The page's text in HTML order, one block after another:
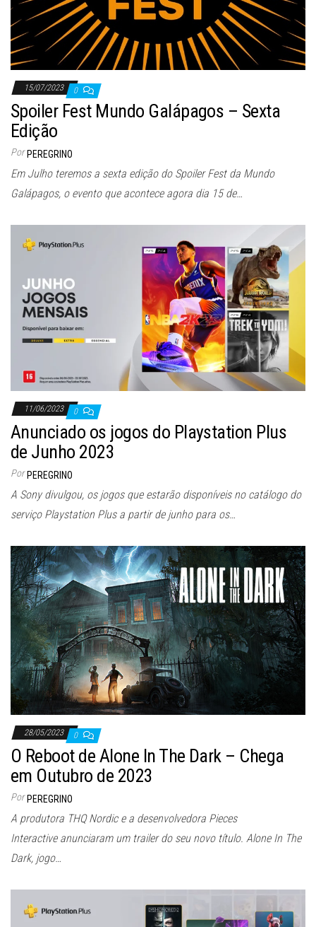
15/07/2023 0
Spoiler Fest Mundo Galápagos – Sexta
Edição
Por PEREGRINO
Em Julho teremos a sexta edição do Spoiler Fest da Mundo
Galápagos, o evento que acontece agora dia 15 de…
11/06/2023 0
Anunciado os jogos do Playstation Plus
de Junho 2023
Por PEREGRINO
A Sony divulgou, os jogos que estarão disponíveis no catálogo do
serviço Playstation Plus a partir de junho para os…
28/05/2023 0
O Reboot de Alone In The Dark – Chega
em Outubro de 2023
Por PEREGRINO
A produtora THQ Nordic e a desenvolvedora Pieces
Interactive anunciaram um trailer do seu novo título. Alone In The
Dark, jogo…